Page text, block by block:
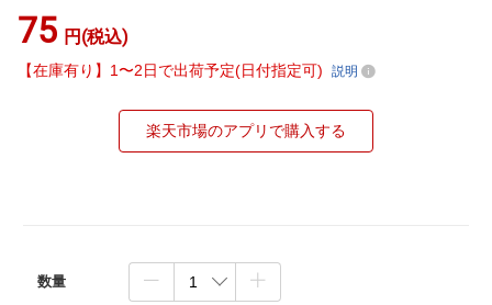
75 円(税込)
【在庫有り】1〜2日で出荷予定(日付指定可) 説明
楽天市場のアプリで購入する
数量